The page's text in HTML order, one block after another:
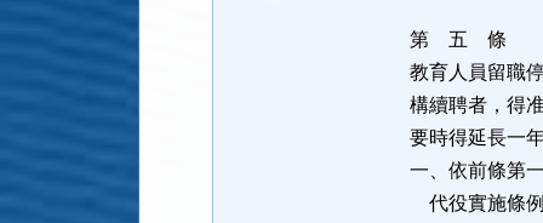
第 五 條
教育人員留職
構續聘者，得
要時得延長一
一、依前條第
代役實施條